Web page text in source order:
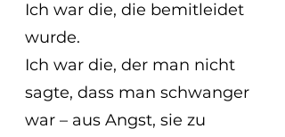
Ich war die, die bemitleidet
wurde.
Ich war die, der man nicht
sagte, dass man schwanger
war – aus Angst, sie zu